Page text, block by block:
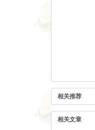
相关推荐
相关文章